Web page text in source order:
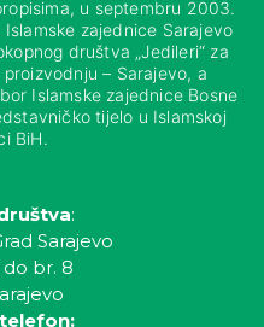
u septembru 2003.
zajednice Sarajevo
društva „Jedileri“ za
– Sarajevo, a
Islamske zajednice Bosne
tijelo u Islamskoj
BiH.
:
Sarajevo
br. 8